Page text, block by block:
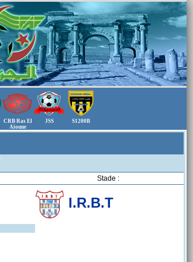
CRB Ras El
Aioune
JSS S1200B
Stade :
I.R.B.T